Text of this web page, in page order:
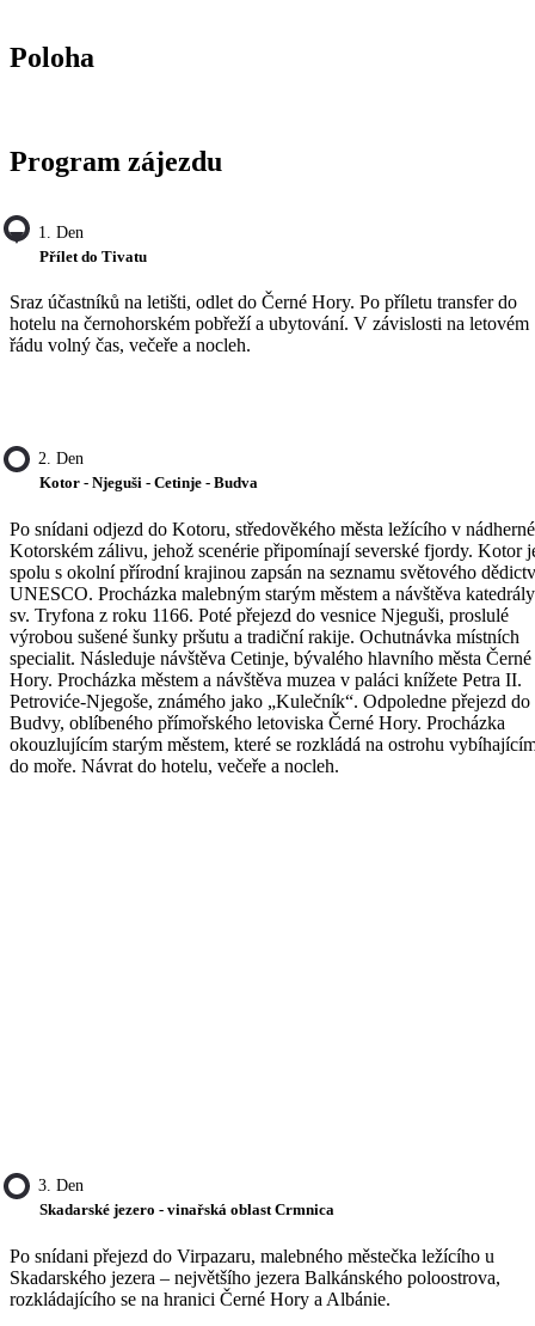
Poloha
Program zájezdu
1. Den
Přílet do Tivatu
Sraz účastníků na letišti, odlet do Černé Hory. Po příletu transfer do
hotelu na černohorském pobřeží a ubytování. V závislosti na letovém
řádu volný čas, večeře a nocleh.
2. Den
Kotor - Njeguši - Cetinje - Budva
Po snídani odjezd do Kotoru, středověkého města ležícího v
Kotorském zálivu, jehož scenérie připomínají severské fjordy. Kotor
spolu s okolní přírodní krajinou zapsán na seznamu světového
UNESCO. Procházka malebným starým městem a návštěva katedrály
sv. Tryfona z roku 1166. Poté přejezd do vesnice Njeguši, proslulé
výrobou sušené šunky pršutu a tradiční rakije. Ochutnávka místních
specialit. Následuje návštěva Cetinje, bývalého hlavního města Černé
Hory. Procházka městem a návštěva muzea v paláci knížete Petra II.
Petroviće-Njegoše, známého jako „Kulečník“. Odpoledne přejezd do
Budvy, oblíbeného přímořského letoviska Černé Hory. Procházka
okouzlujícím starým městem, které se rozkládá na ostrohu
do moře. Návrat do hotelu, večeře a nocleh.
3. Den
Skadarské jezero - vinařská oblast Crmnica
Po snídani přejezd do Virpazaru, malebného městečka ležícího u
Skadarského jezera – největšího jezera Balkánského poloostrova,
rozkládajícího se na hranici Černé Hory a Albánie.